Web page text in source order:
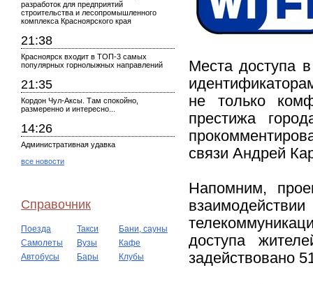
разработок для предприятий
строительства и лесопромышленного
комплекса Красноярского края
21:38
Красноярск входит в ТОП-3 самых
популярных горнолыжных направлений
21:35
Кордон Чул-Аксы. Там спокойно,
размеренно и интересно...
14:26
Административная удавка
все новости
Справочник
Поезда Такси
Бани, сауны
Самолеты
Вузы
Кафе
Автобусы
Бары Клубы
Места доступа
не только
престижа
связи Андрей
Напомним,
доступа
задействовано